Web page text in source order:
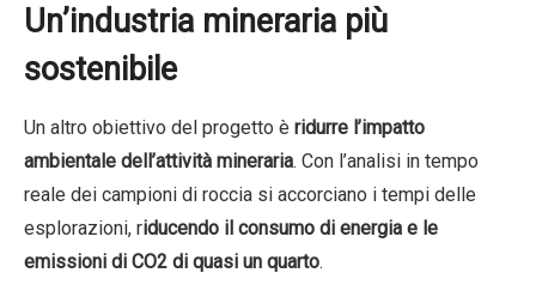
Un’industria mineraria più
sostenibile
Un altro obiettivo del progetto è ridurre l’impatto
ambientale dell’attività mineraria. Con l’analisi in tempo
reale dei campioni di roccia si accorciano i tempi delle
esplorazioni, riducendo il consumo di energia e le
emissioni di CO2 di quasi un quarto.